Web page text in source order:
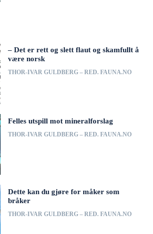
– Det er rett og slett flaut og skamfullt å
være norsk
THOR-IVAR GULDBERG – RED. FAUNA.NO
Felles utspill mot mineralforslag
THOR-IVAR GULDBERG – RED. FAUNA.NO
Dette kan du gjøre for måker som
bråker
THOR-IVAR GULDBERG – RED. FAUNA.NO